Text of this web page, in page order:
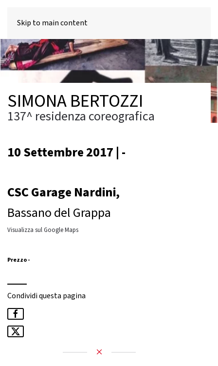
Skip to main content
SIMONA BERTOZZI
137^ residenza coreografica
10 Settembre 2017 | -
CSC Garage Nardini,
Bassano del Grappa
Visualizza sul Google Maps
Prezzo -
Condividi questa pagina